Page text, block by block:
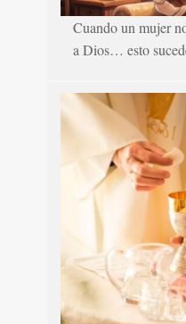
Cuando un mujer
a Dios… esto